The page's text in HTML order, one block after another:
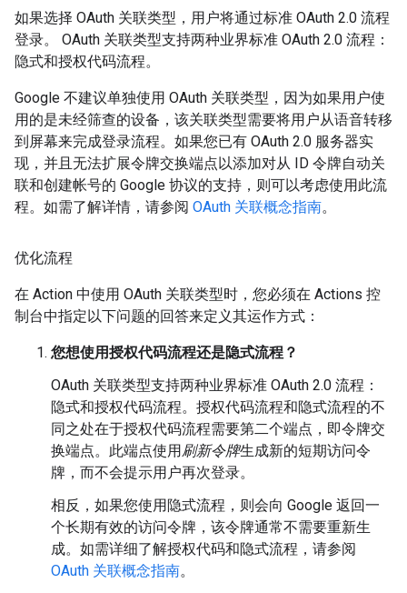
如果选择 OAuth 关联类型，用户将通过标准 OAuth 2.0 流程
登录。 OAuth 关联类型支持两种业界标准 OAuth 2.0 流程：
隐式和授权代码流程。
Google 不建议单独使用 OAuth 关联类型，因为如果用户使
用的是未经筛查的设备，该关联类型需要将用户从语音转移
到屏幕来完成登录流程。如果您已有 OAuth 2.0 服务器实
现，并且无法扩展令牌交换端点以添加对从 ID 令牌自动关
联和创建帐号的 Google 协议的支持，则可以考虑使用此流
程。如需了解详情，请参阅 OAuth 关联概念指南。
优化流程
在 Action 中使用 OAuth 关联类型时，您必须在 Actions 控
制台中指定以下问题的回答来定义其运作方式：
您想使用授权代码流程还是隐式流程？
OAuth 关联类型支持两种业界标准 OAuth 2.0 流程：
隐式和授权代码流程。 授权代码流程和隐式流程的不
同之处在于授权代码流程需要第二个端点，即令牌交
换端点。 此端点使用刷新令牌生成新的短期访问令
牌，而不会提示用户再次登录。
相反，如果您使用隐式流程，则会向 Google 返回一
个长期有效的访问令牌，该令牌通常不需要重新生
成。如需详细了解授权代码和隐式流程，请参阅
OAuth 关联概念指南。